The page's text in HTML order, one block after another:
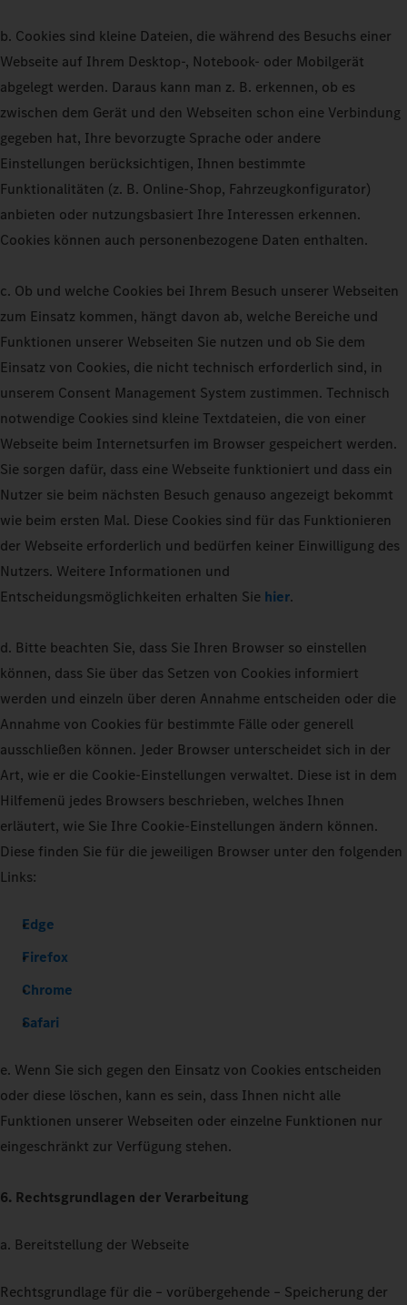
b. Cookies sind kleine Dateien, die während des Besuchs einer
Webseite auf Ihrem Desktop-, Notebook- oder Mobilgerät
abgelegt werden. Daraus kann man z. B. erkennen, ob es
zwischen dem Gerät und den Webseiten schon eine Verbindung
gegeben hat, Ihre bevorzugte Sprache oder andere
Einstellungen berücksichtigen, Ihnen bestimmte
Funktionalitäten (z. B. Online-Shop, Fahrzeugkonfigurator)
anbieten oder nutzungsbasiert Ihre Interessen erkennen.
Cookies können auch personenbezogene Daten enthalten.
c. Ob und welche Cookies bei Ihrem Besuch unserer Webseiten
zum Einsatz kommen, hängt davon ab, welche Bereiche und
Funktionen unserer Webseiten Sie nutzen und ob Sie dem
Einsatz von Cookies, die nicht technisch erforderlich sind, in
unserem Consent Management System zustimmen. Technisch
notwendige Cookies sind kleine Textdateien, die von einer
Webseite beim Internetsurfen im Browser gespeichert werden.
Sie sorgen dafür, dass eine Webseite funktioniert und dass ein
Nutzer sie beim nächsten Besuch genauso angezeigt bekommt
wie beim ersten Mal. Diese Cookies sind für das Funktionieren
der Webseite erforderlich und bedürfen keiner Einwilligung des
Nutzers. Weitere Informationen und
Entscheidungsmöglichkeiten erhalten Sie hier.
d. Bitte beachten Sie, dass Sie Ihren Browser so einstellen
können, dass Sie über das Setzen von Cookies informiert
werden und einzeln über deren Annahme entscheiden oder die
Annahme von Cookies für bestimmte Fälle oder generell
ausschließen können. Jeder Browser unterscheidet sich in der
Art, wie er die Cookie-Einstellungen verwaltet. Diese ist in dem
Hilfemenü jedes Browsers beschrieben, welches Ihnen
erläutert, wie Sie Ihre Cookie-Einstellungen ändern können.
Diese finden Sie für die jeweiligen Browser unter den folgenden
Links:
Edge
Firefox
Chrome
Safari
e. Wenn Sie sich gegen den Einsatz von Cookies entscheiden
oder diese löschen, kann es sein, dass Ihnen nicht alle
Funktionen unserer Webseiten oder einzelne Funktionen nur
eingeschränkt zur Verfügung stehen.
6. Rechtsgrundlagen der Verarbeitung
a. Bereitstellung der Webseite
Rechtsgrundlage für die – vorübergehende – Speicherung der